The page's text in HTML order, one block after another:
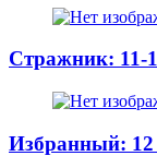
Стражник: 11-
Избранный: 12